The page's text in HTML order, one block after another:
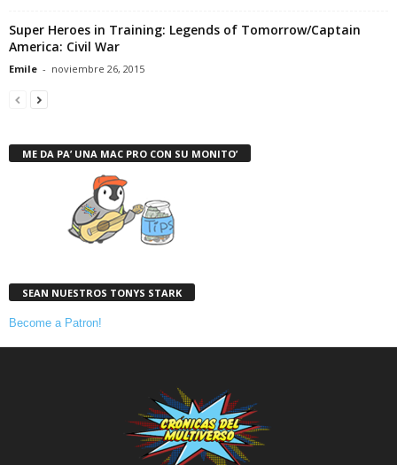
Super Heroes in Training: Legends of Tomorrow/Captain
America: Civil War
Emile - noviembre 26, 2015
ME DA PA’ UNA MAC PRO CON SU MONITO’
SEAN NUESTROS TONYS STARK
Become a Patron!